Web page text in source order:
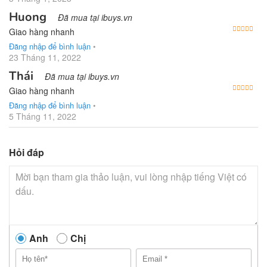
Huong Đã mua tại ibuys.vn
Giao hàng nhanh
Đăng nhập để bình luận •
23 Tháng 11, 2022
Thái Đã mua tại ibuys.vn
Giao hàng nhanh
Đăng nhập để bình luận •
5 Tháng 11, 2022
Hỏi đáp
Anh Chị